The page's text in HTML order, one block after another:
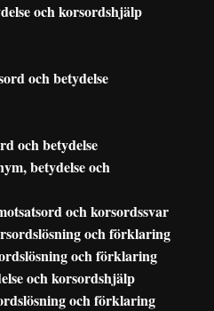
och korsordshjälp
och betydelse
och betydelse
betydelse och
och korsordssvar
och förklaring
och förklaring
och korsordshjälp
och förklaring